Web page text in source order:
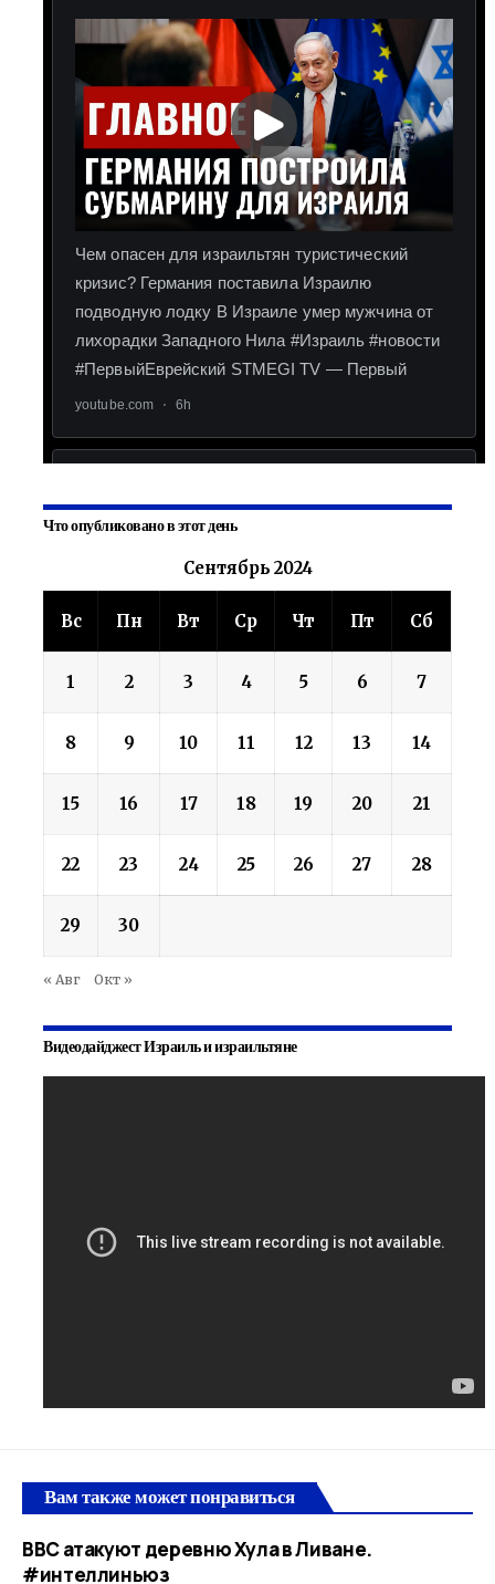
Что опубликовано в этот день
Сентябрь 2024
Вс Пн Вт Ср Чт Пт Сб
1 2 3 4 5 6 7
8 9 10 11 12 13 14
15 16 17 18 19 20 21
22 23 24 25 26 27 28
29 30
« Авг Окт »
Видеодайджест Израиль и израильтяне
Вам также может понравиться
ВВС атакуют деревню Хула в Ливане.
#интеллиньюз